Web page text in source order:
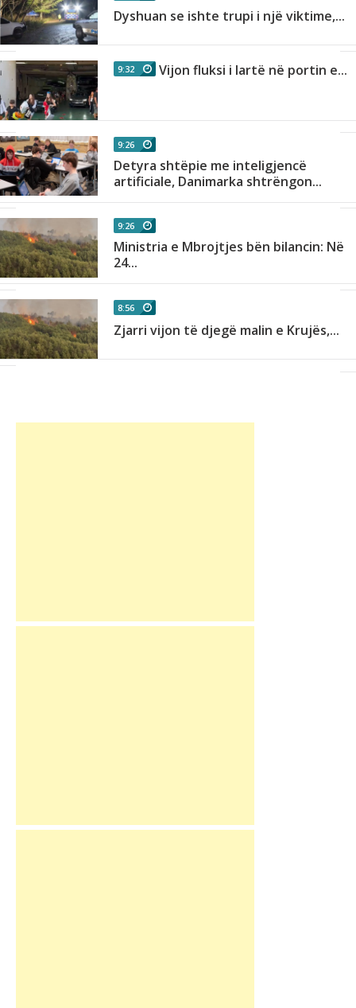
Dyshuan se ishte trupi i një viktime,...
9:32 Vijon fluksi i lartë në portin e...
9:26
Detyra shtëpie me inteligjencë
artificiale, Danimarka shtrëngon...
9:26
Ministria e Mbrojtjes bën bilancin: Në
24...
8:56
Zjarri vijon të djegë malin e Krujës,...